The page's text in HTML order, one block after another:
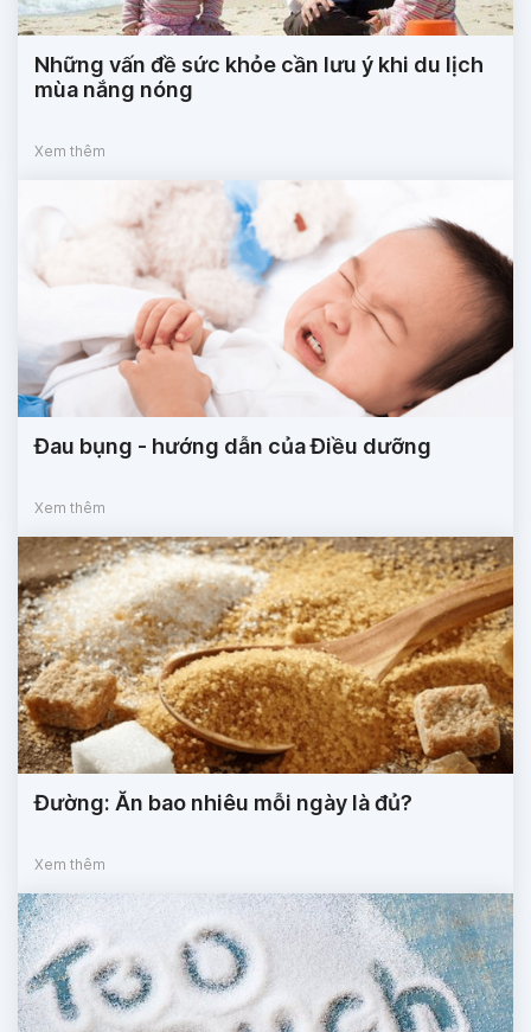
Những vấn đề sức khỏe cần lưu ý khi du lịch
mùa nắng nóng
Xem thêm
Đau bụng - hướng dẫn của Điều dưỡng
Xem thêm
Đường: Ăn bao nhiêu mỗi ngày là đủ?
Xem thêm